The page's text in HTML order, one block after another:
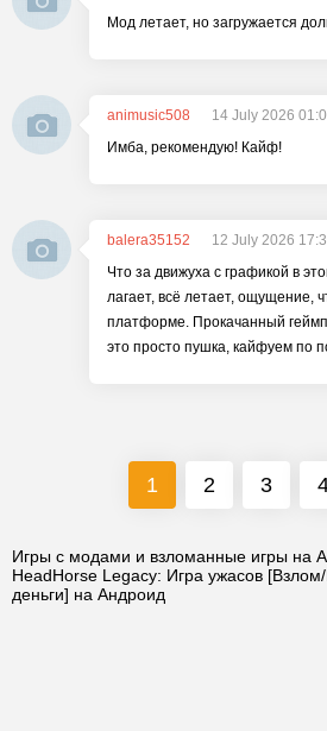
Мод летает, но загружается
animusic508
14 July 2026
Имба, рекомендую! Кайф!
balera35152
12 July 2026
Что за движуха с графикой в
лагает, всё летает, ощущение,
платформе. Прокачанный
это просто пушка, кайфуем по
1 2 3
Игры с модами и взломанные игры на
HeadHorse Legacy: Игра ужасов
деньги] на Андроид